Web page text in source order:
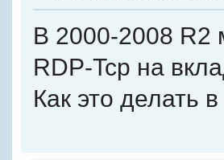
В 2000-2008 R2
RDP-Tcp на
Как это делать